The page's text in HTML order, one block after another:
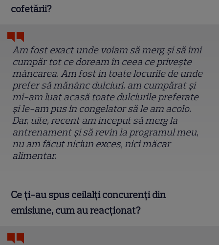
cofetării?
Am fost exact unde voiam să merg și să îmi
cumpăr tot ce doream în ceea ce privește
mâncarea. Am fost în toate locurile de unde
prefer să mănânc dulciuri, am cumpărat și
mi-am luat acasă toate dulciurile preferate
și le-am pus în congelator să le am acolo.
Dar, uite, recent am început să merg la
antrenament și să revin la programul meu,
nu am făcut niciun exces, nici măcar
alimentar.
Ce ți-au spus ceilalți concurenți din
emisiune, cum au reacționat?